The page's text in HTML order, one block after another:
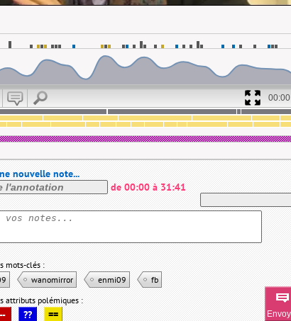
00:00
nouvelle note...
de 00:00 à 31:41
mots-clés :
wanomirror enmi09
fb
attributs polémiques :
-- ?? ==